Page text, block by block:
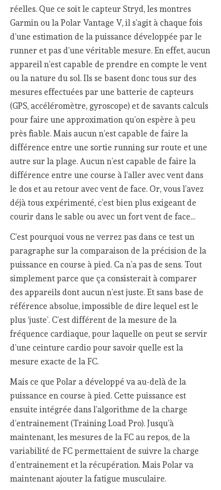
réelles. Que ce soit le capteur Stryd, les montres
Garmin ou la Polar Vantage V, il s’agit à chaque fois
d’une estimation de la puissance développée par le
runner et pas d’une véritable mesure. En effet, aucun
appareil n’est capable de prendre en compte le vent
ou la nature du sol. Ils se basent donc tous sur des
mesures effectuées par une batterie de capteurs
(GPS, accéléromètre, gyroscope) et de savants calculs
pour faire une approximation qu’on espère à peu
près fiable. Mais aucun n’est capable de faire la
différence entre une sortie running sur route et une
autre sur la plage. Aucun n’est capable de faire la
différence entre une course à l’aller avec vent dans
le dos et au retour avec vent de face. Or, vous l’avez
déjà tous expérimenté, c’est bien plus exigeant de
courir dans le sable ou avec un fort vent de face…
C’est pourquoi vous ne verrez pas dans ce test un
paragraphe sur la comparaison de la précision de la
puissance en course à pied. Ca n’a pas de sens. Tout
simplement parce que ça consisterait à comparer
des appareils dont aucun n’est juste. Et sans base de
référence absolue, impossible de dire lequel est le
plus ‘juste’. C’est différent de la mesure de la
fréquence cardiaque, pour laquelle on peut se servir
d’une ceinture cardio pour savoir quelle est la
mesure exacte de la FC.
Mais ce que Polar a développé va au-delà de la
puissance en course à pied. Cette puissance est
ensuite intégrée dans l’algorithme de la charge
d’entrainement (Training Load Pro). Jusqu’à
maintenant, les mesures de la FC au repos, de la
variabilité de FC permettaient de suivre la charge
d’entrainement et la récupération. Mais Polar va
maintenant ajouter la fatigue musculaire.